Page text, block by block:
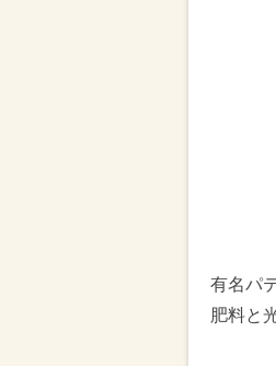
有名パ
肥料と